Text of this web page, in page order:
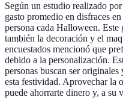
Según un estudio realizado por
gasto promedio en disfraces
persona cada Halloween.
también la decoración y el
encuestados mencionó que
debido a la personalización.
personas buscan ser
esta festividad. Aprovechar la
puede ahorrarte dinero y, a su